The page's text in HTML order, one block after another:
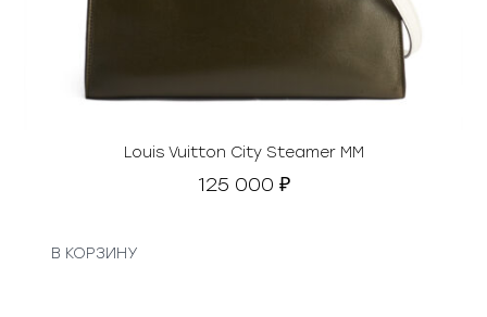
Louis Vuitton City Steamer MM
125 000 ₽
В КОРЗИНУ